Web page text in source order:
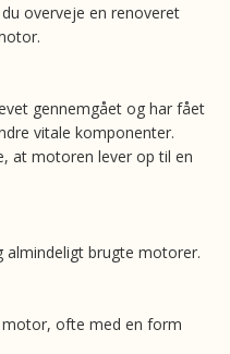
overveje en renoveret
gennemgået og har fået
vitale komponenter.
at motoren lever op til en
almindeligt brugte motorer.
ofte med en form